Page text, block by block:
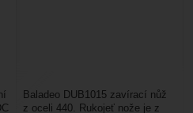
Baladeo DUB1015 zavírací nůž
z oceli 440. Rukojeť nože je z